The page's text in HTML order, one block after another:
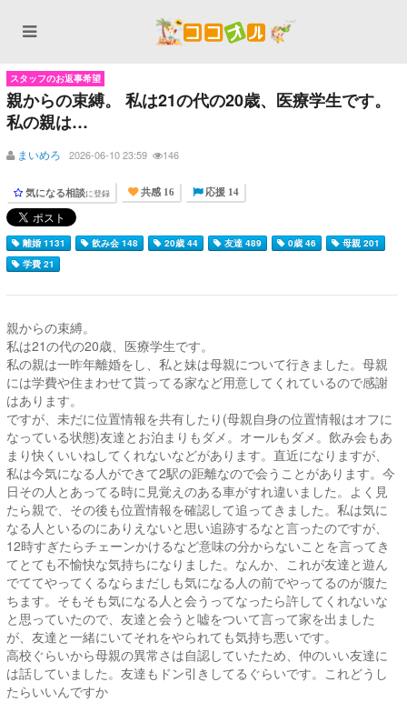
スタッフのお返事希望
親からの束縛。 私は21の代の20歳、医療学生です。
私の親は…
まいめろ 2026-06-10 23:59 146
気になる相談に登録 共感 16 応援 14
離婚 1131 飲み会 148 20歳 44 友達 489 0歳 46
母親 201
学費 21
親からの束縛。
私は21の代の20歳、医療学生です。
私の親は一昨年離婚をし、私と妹は母親について行きました。母親
には学費や住まわせて貰ってる家など用意してくれているので感謝
はあります。
ですが、未だに位置情報を共有したり(母親自身の位置情報はオフに
なっている状態)友達とお泊まりもダメ。オールもダメ。飲み会もあ
まり快くいいねしてくれないなどがあります。直近になりますが、
私は今気になる人ができて2駅の距離なので会うことがあります。今
日その人とあってる時に見覚えのある車がすれ違いました。よく見
たら親で、その後も位置情報を確認して追ってきました。私は気に
なる人といるのにありえないと思い追跡するなと言ったのですが、
12時すぎたらチェーンかけるなど意味の分からないことを言ってき
てとても不愉快な気持ちになりました。なんか、これが友達と遊ん
でててやってくるならまだしも気になる人の前でやってるのが腹た
ちます。そもそも気になる人と会うってなったら許してくれないな
と思っていたので、友達と会うと嘘をついて言って家を出ました
が、友達と一緒にいてそれをやられても気持ち悪いです。
高校ぐらいから母親の異常さは自認していたため、仲のいい友達に
は話していました。友達もドン引きしてるぐらいです。これどうし
たらいいんですか